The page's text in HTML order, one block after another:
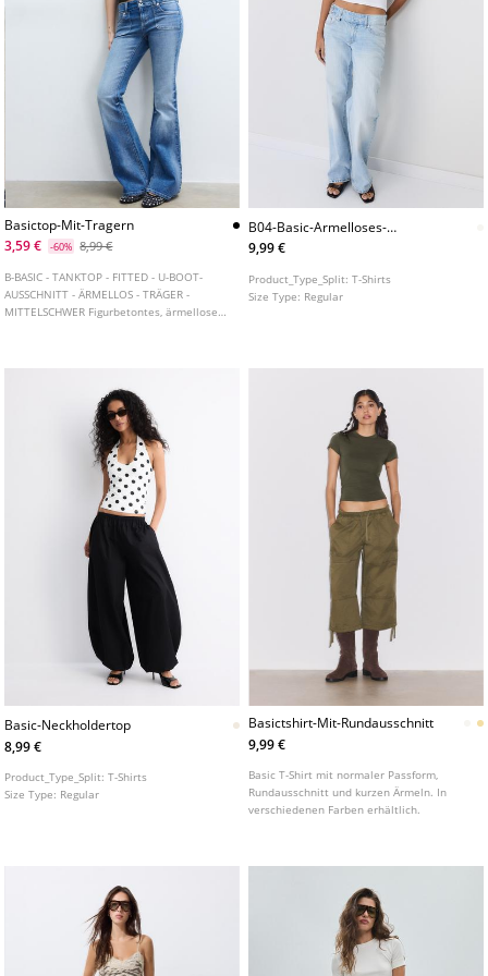
Basictop-Mit-Tragern
3,59 €
-60% 8,99 €
B-BASIC - TANKTOP - FITTED - U-BOOT-
AUSSCHNITT - ÄRMELLOS - TRÄGER -
MITTELSCHWER Figurbetontes, ärmelloses
B04-Basic-Armelloses-
Figurbetontes-Top
9,99 €
Product_Type_Split:T-Shirts
Size Type: Regular
Basic-Neckholdertop
8,99 €
Product_Type_Split:T-Shirts
Size Type: Regular
Basictshirt-Mit-Rundausschnitt
9,99 €
Basic T-Shirt mit normaler Passform,
Rundausschnitt und kurzen Ärmeln. In
verschiedenen Farben erhältlich.